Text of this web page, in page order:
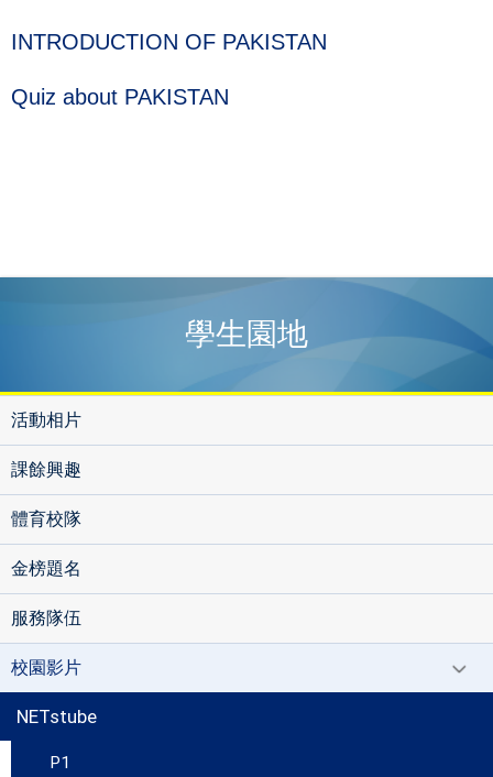
INTRODUCTION OF PAKISTAN
Quiz about PAKISTAN
學生園地
活動相片
課餘興趣
體育校隊
金榜題名
服務隊伍
校園影片
NETstube
P1